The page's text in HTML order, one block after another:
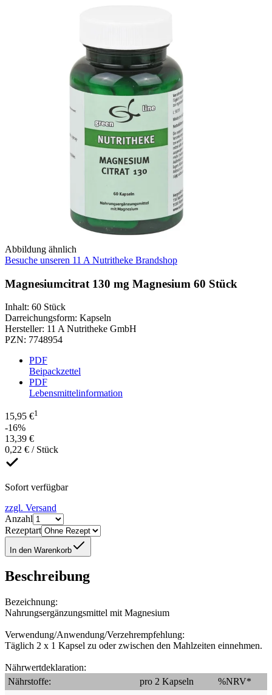
Abbildung ähnlich
Besuche unseren 11 A Nutritheke Brandshop
Magnesiumcitrat 130 mg Magnesium 60 Stück
Inhalt: 60 Stück
Darreichungsform: Kapseln
Hersteller: 11 A Nutritheke GmbH
PZN: 7748954
PDF
Beipackzettel
PDF
Lebensmittelinformation
15,95 €1
-16%
13,39 €
0,22 € / Stück
Sofort verfügbar
zzgl. Versand
Anzahl
Rezeptart
In den Warenkorb
Beschreibung
Bezeichnung:
Nahrungsergänzungsmittel mit Magnesium
Verwendung/Anwendung/Verzehrempfehlung:
Täglich 2 x 1 Kapsel zu oder zwischen den Mahlzeiten einnehmen.
Nährwertdeklaration:
Nährstoffe:
pro 2 Kapseln
%NRV*